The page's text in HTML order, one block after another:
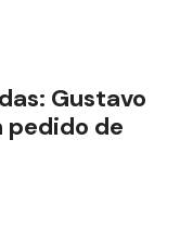
Gustavo
pedido de